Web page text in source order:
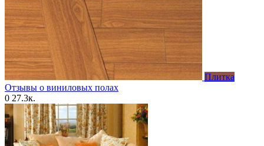
Плитка
Отзывы о виниловых полах
0 27.3к.